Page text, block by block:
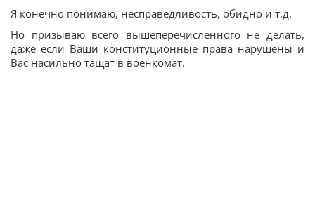
Я конечно понимаю, несправедливость, обидно и т.д.
Но призываю всего вышеперечисленного не делать,
даже если Ваши конституционные права нарушены и
Вас насильно тащат в военкомат.